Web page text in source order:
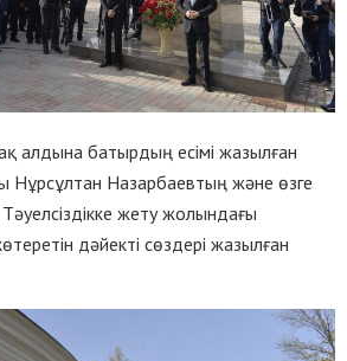
алдына батырдың есімі жазылған
Назарбаевтың және өзге
жету жолындағы
дәйекті сөздері жазылған